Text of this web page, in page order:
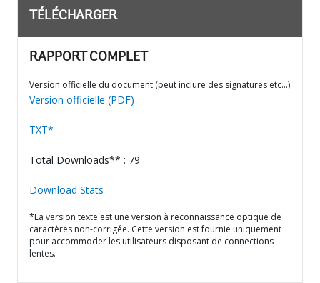
TÉLÉCHARGER
RAPPORT COMPLET
Version officielle du document (peut inclure des signatures etc…)
Version officielle (PDF)
TXT*
Total Downloads** : 79
Download Stats
*La version texte est une version à reconnaissance optique de
caractères non-corrigée. Cette version est fournie uniquement
pour accommoder les utilisateurs disposant de connections
lentes.